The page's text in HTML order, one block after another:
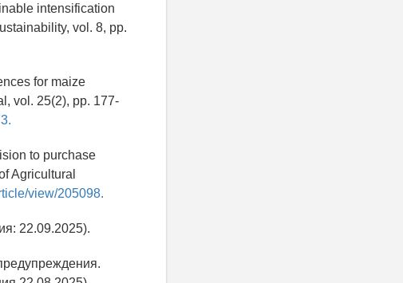
intensification
vol. 8, pp.
for maize
vol. 25(2), pp. 177-
to purchase
Agricultural
view/205098.
22.09.2025).